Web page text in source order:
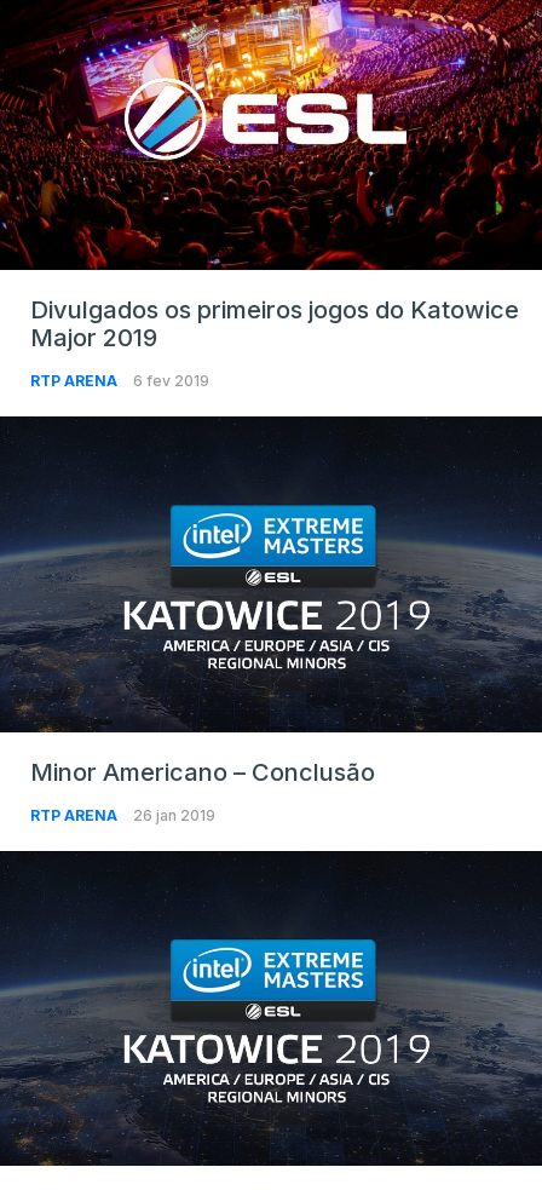
Divulgados os primeiros jogos do Katowice
Major 2019
RTP ARENA 6 fev 2019
Minor Americano – Conclusão
RTP ARENA 26 jan 2019